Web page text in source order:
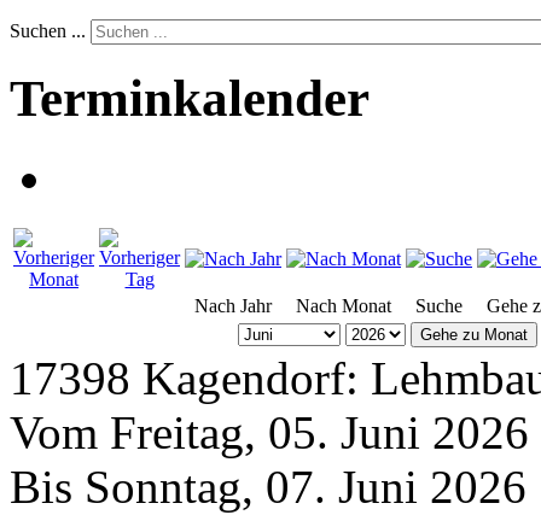
Suchen ...
Terminkalender
Nach Jahr Nach Monat Suche Gehe
Gehe zu Monat
17398 Kagendorf:
Vom Freitag, 05. Juni 2026
Bis Sonntag, 07. Juni 2026